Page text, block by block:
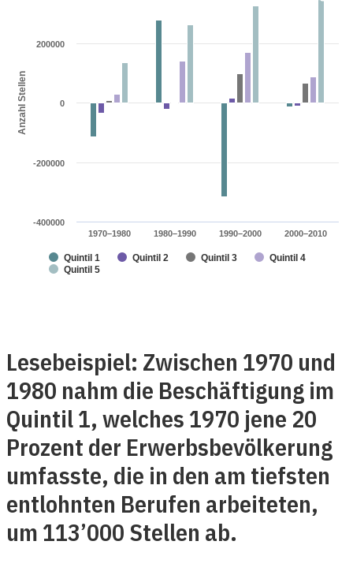
Anzahl Stellen
Quintil 1 Quintil 2 Quintil 3
Quintil 4
Quintil 5
1970–1980 1980–1990 1990–2000 2000–2010
-400000
-200000
0
200000
Lesebeispiel: Zwischen 1970 und
1980 nahm die Beschäftigung im
Quintil 1, welches 1970 jene 20
Prozent der Erwerbsbevölkerung
umfasste, die in den am tiefsten
entlohnten Berufen arbeiteten,
um 113’000 Stellen ab.